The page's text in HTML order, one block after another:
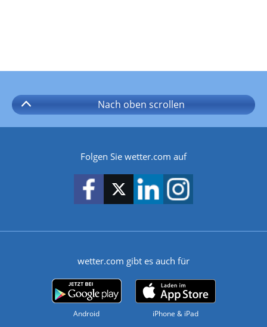
Nach oben scrollen
Folgen Sie wetter.com auf
wetter.com gibt es auch für
Android iPhone & iPad